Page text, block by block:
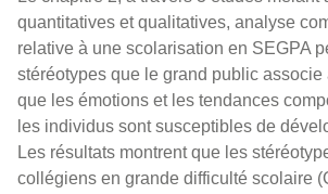
quantitatives et qualitatives, analyse
relative à une scolarisation en SEGPA
stéréotypes que le grand public associe
que les émotions et les tendances
les individus sont susceptibles de
Les résultats montrent que les
collégiens en grande difficulté scolaire